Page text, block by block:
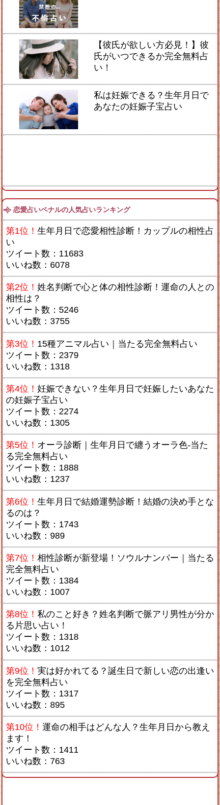
【彼氏が欲しい方必見！】彼
氏がいつできるか完全無料占
い！
私は妊娠できる？生年月日で
あなたの妊娠子宝占い
恋愛占いペナルの人気占いランキング
第1位！ 生年月日で恋愛相性診断！カップルの相性占
い
ツイート数：11683
いいね数：6078
第2位！ 姓名判断で心と体の相性診断！運命の人との
相性は？
ツイート数：5246
いいね数：3755
第3位！ 15種アニマル占い｜当たる完全無料占い
ツイート数：2379
いいね数：1318
第4位！ 妊娠できない？生年月日で妊娠したいあなた
の妊娠子宝占い
ツイート数：2274
いいね数：1305
第5位！ オーラ診断｜生年月日で纏うオーラ色-当た
る完全無料占い
ツイート数：1888
いいね数：1237
第6位！ 生年月日で結婚運勢診断！結婚の決め手とな
るのは？
ツイート数：1743
いいね数：989
第7位！ 相性診断が新登場！ソウルナンバー｜当たる
完全無料占い
ツイート数：1384
いいね数：1007
第8位！ 私のこと好き？姓名判断で脈アリ男性が分か
る片思い占い！
ツイート数：1318
いいね数：1012
第9位！ 実は好かれてる？誕生日で新しい恋の出逢い
を完全無料占い
ツイート数：1317
いいね数：895
第10位！ 運命の相手はどんな人？生年月日から教え
ます！
ツイート数：1411
いいね数：763